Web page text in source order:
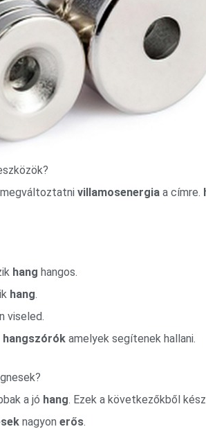
megváltoztatni villamosenergia a címre.
hang hangos.
hang.
viseled.
hangszórók amelyek segítenek hallani.
a jó hang. Ezek a következőkből
nagyon erős.